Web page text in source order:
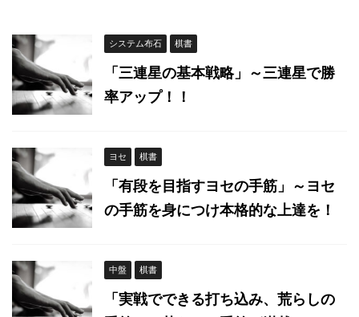
システム布石 棋書
「三連星の基本戦略」～三連星で勝
率アップ！！
ヨセ 棋書
「有段を目指すヨセの手筋」～ヨセ
の手筋を身につけ本格的な上達を！
中盤 棋書
「実戦でできる打ち込み、荒らしの